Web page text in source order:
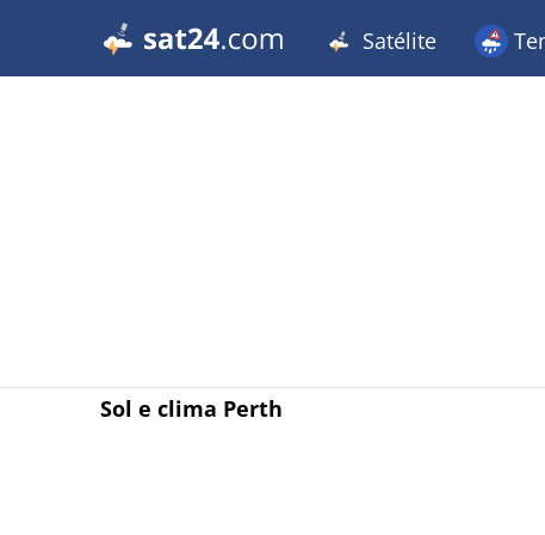
Satélite
Sol e clima Perth